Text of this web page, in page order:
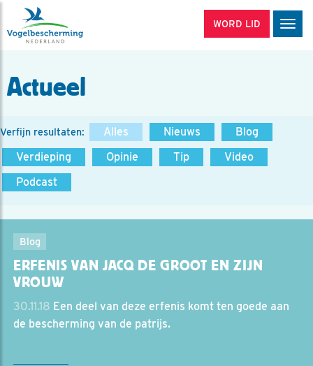
WORD LID
Actueel
Verfijn resultaten: Alles Nieuws
Blog
Verdieping
Opinie Tip
Video
Podcast
Blog
ERFENIS VAN JACQ DE GROOT EN ZIJN
VROUW
30.11.18 Een deel van deze erfenis komt ten goede aan
de bescherming van de patrijs.